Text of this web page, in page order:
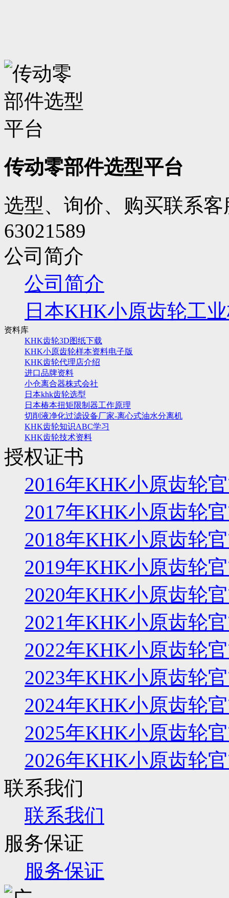
传动零部件选型平台
选型、询价、购买联系
63021589
公司简介
公司简介
日本KHK小原齿轮工
资料库
KHK齿轮3D图纸下载
KHK小原齿轮样本资料电子版
KHK齿轮代理店介绍
进口品牌资料
小仓离合器株式会社
日本khk齿轮选型
日本椿本扭矩限制器工作原理
切削液净化过滤设备厂家-离心式油水分离机
KHK齿轮知识ABC学习
KHK齿轮技术资料
授权证书
2016年KHK小原齿轮
2017年KHK小原齿轮
2018年KHK小原齿轮
2019年KHK小原齿轮
2020年KHK小原齿轮
2021年KHK小原齿轮
2022年KHK小原齿轮
2023年KHK小原齿轮
2024年KHK小原齿轮
2025年KHK小原齿轮
2026年KHK小原齿轮
联系我们
联系我们
服务保证
服务保证